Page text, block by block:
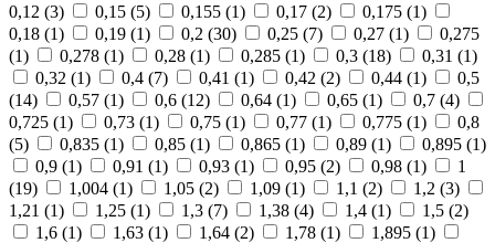
0,12 (3) 0,15 (5) 0,155 (1) 0,17 (2) 0,175 (1)
0,18 (1) 0,19 (1) 0,2 (30) 0,25 (7) 0,27 (1)
0,275
(1)
0,278 (1) 0,28 (1) 0,285 (1) 0,3 (18) 0,31 (1)
0,32 (1) 0,4 (7) 0,41 (1) 0,42 (2) 0,44 (1)
0,5
(14)
0,57 (1) 0,6 (12) 0,64 (1) 0,65 (1) 0,7 (4)
0,725 (1) 0,73 (1) 0,75 (1) 0,77 (1) 0,775 (1)
0,8
(5)
0,835 (1) 0,85 (1) 0,865 (1) 0,89 (1) 0,895 (1)
0,9 (1) 0,91 (1) 0,93 (1) 0,95 (2) 0,98 (1)
1
(19)
1,004 (1) 1,05 (2) 1,09 (1) 1,1 (2) 1,2 (3)
1,21 (1) 1,25 (1) 1,3 (7) 1,38 (4) 1,4 (1) 1,5 (2)
1,6 (1) 1,63 (1) 1,64 (2) 1,78 (1) 1,895 (1)